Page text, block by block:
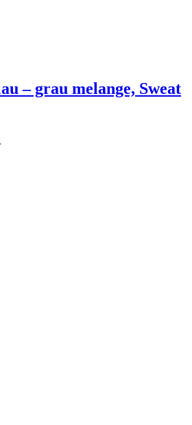
– grau melange, Sweat